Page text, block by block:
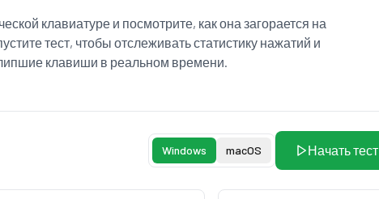
клавиатуре и посмотрите, как она загорается на
тест, чтобы отслеживать статистику нажатий и
клавиши в реальном времени.
Windows macOS Начать тест